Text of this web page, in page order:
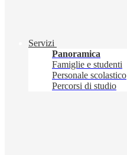
Servizi
Panoramica
Famiglie e studenti
Personale scolastico
Percorsi di studio